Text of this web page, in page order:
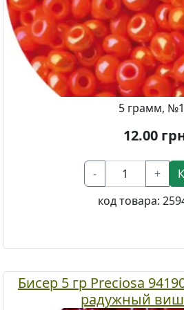
5 грамм,
12.00
- +
код товара:
Бисер 5 гр Preciosa
радужный